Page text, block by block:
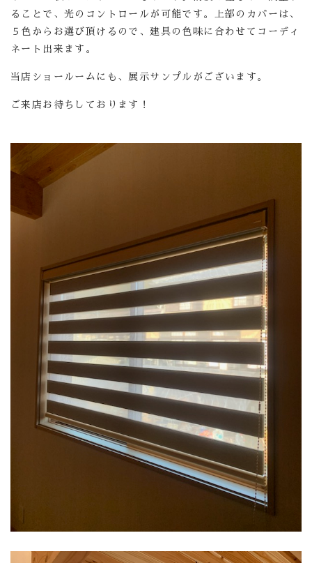
ることで、光のコントロールが可能です。上部のカバーは、
５色からお選び頂けるので、建具の色味に合わせてコーディ
ネート出来ます。
当店ショールームにも、展示サンプルがございます。
ご来店お待ちしております！